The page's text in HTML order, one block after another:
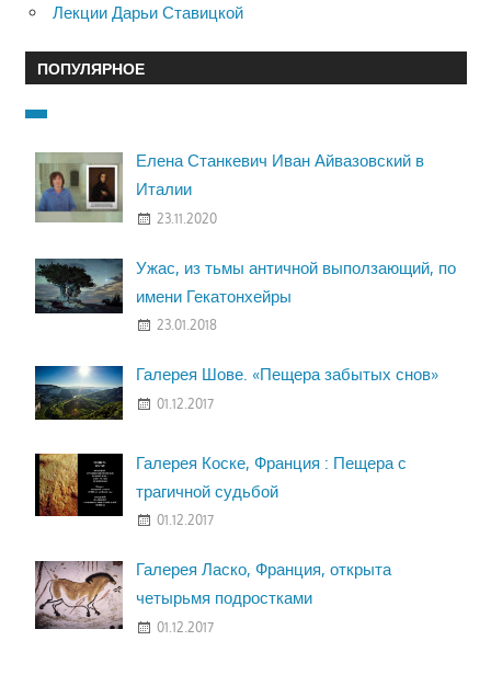
Лекции Дарьи Ставицкой
ПОПУЛЯРНОЕ
Елена Станкевич Иван Айвазовский в
Италии
23.11.2020
Ужас, из тьмы античной выползающий, по
имени Гекатонхейры
23.01.2018
Галерея Шове. «Пещера забытых снов»
01.12.2017
Галерея Коске, Франция : Пещера с
трагичной судьбой
01.12.2017
Галерея Ласко, Франция, открыта
четырьмя подростками
01.12.2017